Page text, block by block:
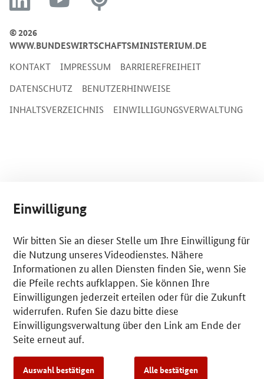
© 2026
WWW.BUNDESWIRTSCHAFTSMINISTERIUM.DE
KONTAKT IMPRESSUM
BARRIEREFREIHEIT
DATENSCHUTZ
BENUTZERHINWEISE
INHALTSVERZEICHNIS
EINWILLIGUNGSVERWALTUNG
Einwilligung
Wir bitten Sie an dieser Stelle um Ihre Einwilligung für
die Nutzung unseres Videodienstes. Nähere
Informationen zu allen Diensten finden Sie, wenn Sie
die Pfeile rechts aufklappen. Sie können Ihre
Einwilligungen jederzeit erteilen oder für die Zukunft
widerrufen. Rufen Sie dazu bitte diese
Einwilligungsverwaltung über den Link am Ende der
Seite erneut auf.
Auswahl bestätigen Alle bestätigen